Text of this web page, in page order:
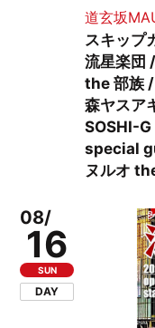
道玄坂
スキップ
流星楽団
the 部族
森ヤスア
SOSHI-
special
ヌルオ
08/
16
SUN
DAY